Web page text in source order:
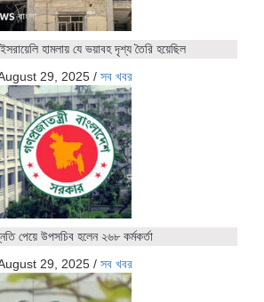
হামলায় যে ভয়াবহ দৃশ্য তৈরি হয়েছিল
29, 2025 / সব খবর
পেয়ে উপসচিব হলেন ২৬৮ কর্মকর্তা
29, 2025 / সব খবর